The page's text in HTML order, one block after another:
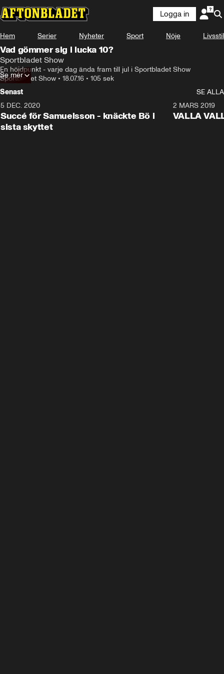
Logga in
Hem Serier Nyheter Sport Nöje Livsstil
Vad gömmer sig i lucka 10?
Sportbladet Show
En höjdpunkt - varje dag ända fram till jul i Sportbladet Show
Sportbladet Show • 18.07.16 • 105 sek
Se mer
Senast
SE ALLA
5 DEC. 2020
Succé för Samuelsson - knäckte Bö i
sista skyttet
2 MARS 2019
VALLA